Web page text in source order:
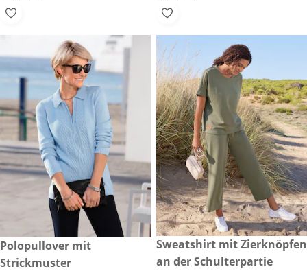
€ 49,99
Polopullover mit
Strickmuster
€ 34,99
Sweatshirt mit Zierknöpfen
an der Schulterpartie